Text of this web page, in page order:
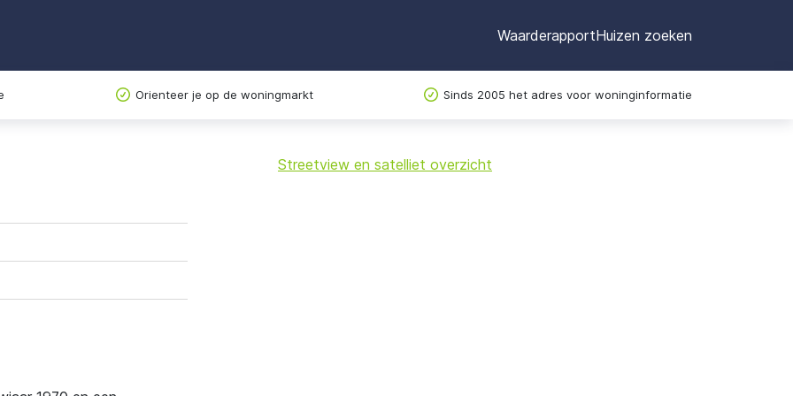
WaarderapportHuizen zoeken
Orienteer je op de woningmarkt Sinds 2005 het adres voor woninginformatie
+
Streetview en satelliet overzicht